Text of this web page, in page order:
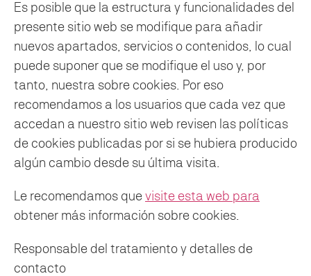
Es posible que la estructura y funcionalidades del
presente sitio web se modifique para añadir
nuevos apartados, servicios o contenidos, lo cual
puede suponer que se modifique el uso y, por
tanto, nuestra sobre cookies. Por eso
recomendamos a los usuarios que cada vez que
accedan a nuestro sitio web revisen las políticas
de cookies publicadas por si se hubiera producido
algún cambio desde su última visita.
Le recomendamos quevisite esta web para
obtener más información sobre cookies.
Responsable del tratamiento y detalles de
contacto